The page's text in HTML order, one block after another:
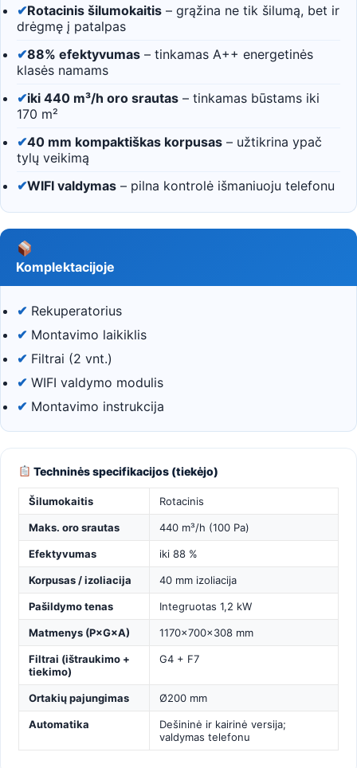
✔Rotacinis šilumokaitis – grąžina ne tik šilumą, bet ir
drėgmę į patalpas
✔88% efektyvumas – tinkamas A++ energetinės
klasės namams
✔iki 440 m³/h oro srautas – tinkamas būstams iki
170 m²
✔40 mm kompaktiškas korpusas – užtikrina ypač
tylų veikimą
✔WIFI valdymas – pilna kontrolė išmaniuoju telefonu
Komplektacijoje
✔ Rekuperatorius
✔ Montavimo laikiklis
✔ Filtrai (2 vnt.)
✔ WIFI valdymo modulis
✔ Montavimo instrukcija
Techninės specifikacijos (tiekėjo)
Šilumokaitis Rotacinis
Maks. oro srautas 440 m³/h (100 Pa)
Efektyvumas iki 88 %
Korpusas / izoliacija 40 mm izoliacija
Pašildymo tenas Integruotas 1,2 kW
Matmenys (P×G×A) 1170×700×308 mm
Filtrai (ištraukimo +
tiekimo)
G4 + F7
Ortakių pajungimas Ø200 mm
Automatika
Dešininė ir kairinė versija;
valdymas telefonu